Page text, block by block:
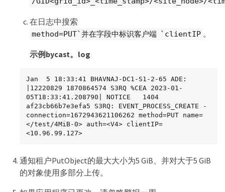
在日志中搜索
method=PUT`并在字段中标识客户端 `clientIP 。
示例bycast。log
Jan  5 18:33:41 BHAVNAJ-DC1-S1-2-65 ADE:
|12220829 1870864574 S3RQ %CEA 2023-01-
05T18:33:41.208790| NOTICE   1404
af23cb66b7e3efa5 S3RQ: EVENT_PROCESS_CREATE -
connection=1672943621106262 method=PUT name=
</test/4MiB-0> auth=<V4> clientIP=
<10.96.99.127>
通知租户PutObject的最大大小为5 GiB、并对大于5 GiB
的对象使用多部分上传。